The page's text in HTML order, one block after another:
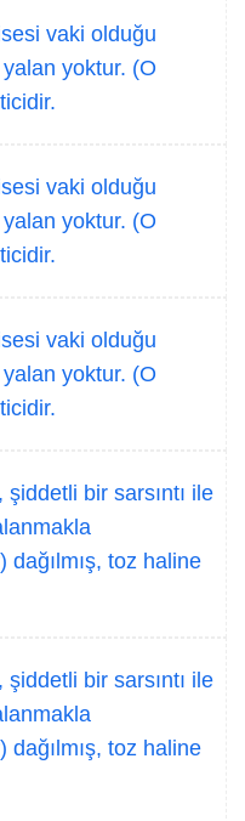
vaki olduğu
yoktur. (O
vaki olduğu
yoktur. (O
vaki olduğu
yoktur. (O
bir sarsıntı ile
dağılmış, toz haline
bir sarsıntı ile
dağılmış, toz haline